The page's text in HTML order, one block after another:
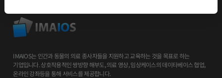
IMAIOS는 인간과 동물의 의료 종사자들을 지원하고 교육하는 것을 목표로 하는
기업입니다. 상호작용적인 쌍방향 해부도, 의료 영상, 임상케이스의 데이타베이스 협업,
온라인 강좌등을 통해 서비스를 제공합니다.